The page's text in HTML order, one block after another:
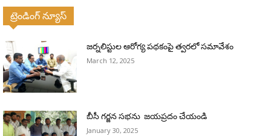
ట్రెండింగ్ న్యూస్
జర్నలిస్టుల ఆరోగ్య పథకంపై త్వరలో సమావేశం
March 12, 2025
బీసీ గర్జన సభను జయప్రదం చేయండి
January 30, 2025